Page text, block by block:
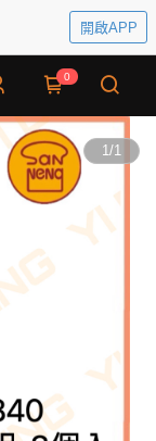
開啟APP
0
1/1